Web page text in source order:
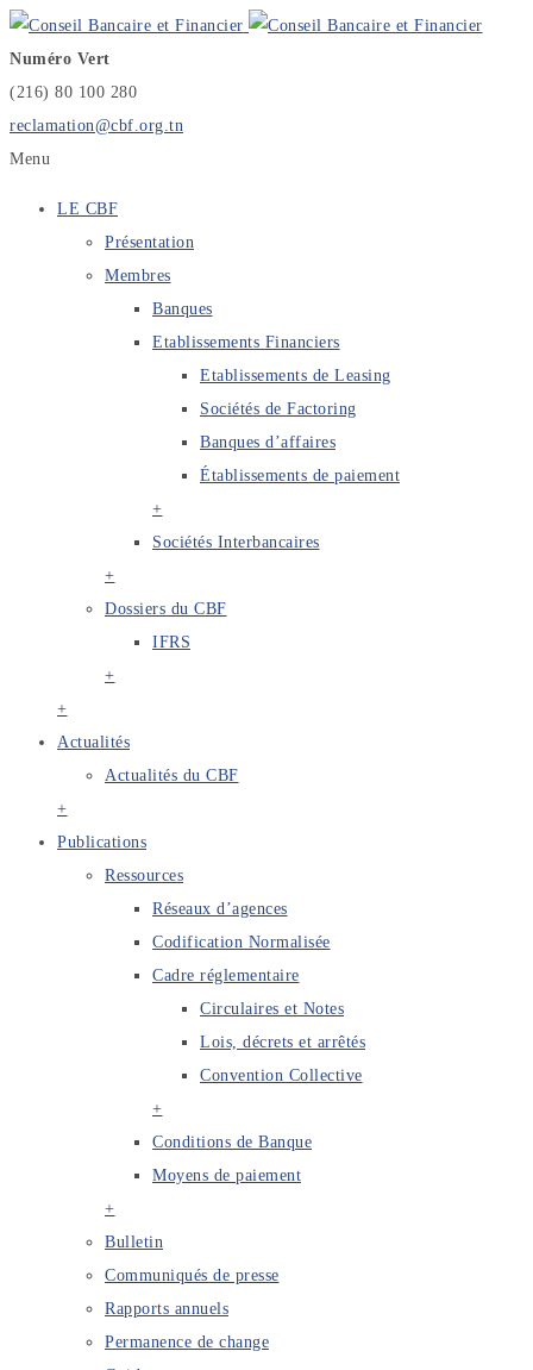
Numéro Vert
(216) 80 100 280
reclamation@cbf.org.tn
Menu
LE CBF
Présentation
Membres
Banques
Etablissements Financiers
Etablissements de Leasing
Sociétés de Factoring
Banques d’affaires
Établissements de paiement
+
Sociétés Interbancaires
+
Dossiers du CBF
IFRS
+
+
Actualités
Actualités du CBF
+
Publications
Ressources
Réseaux d’agences
Codification Normalisée
Cadre réglementaire
Circulaires et Notes
Lois, décrets et arrêtés
Convention Collective
+
Conditions de Banque
Moyens de paiement
+
Bulletin
Communiqués de presse
Rapports annuels
Permanence de change